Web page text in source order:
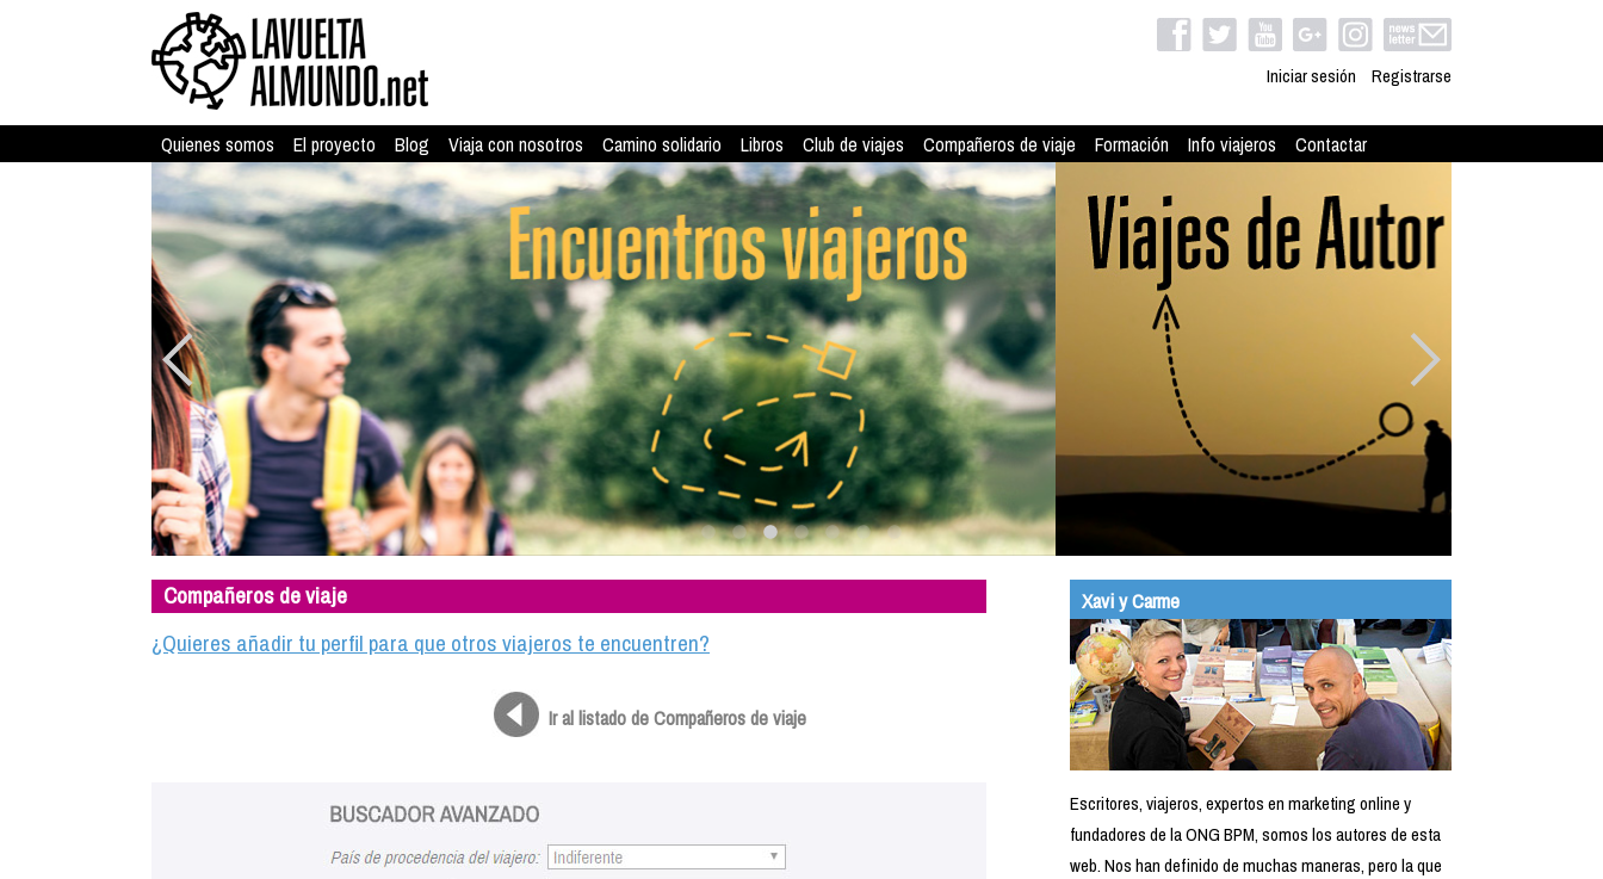
Iniciar sesión Registrarse
Quienes somos El proyecto Blog Viaja con nosotros Camino solidario Libros Club de viajes Compañeros de viaje Formación Info viajeros Contactar
Compañeros de viaje
¿Quieres añadir tu perfil para que otros viajeros te encuentren?
Ir al listado de Compañeros de viaje
Xavi y Carme
Escritores, viajeros, expertos en marketing online y
fundadores de la ONG BPM, somos los autores de esta
web. Nos han definido de muchas maneras, pero la que